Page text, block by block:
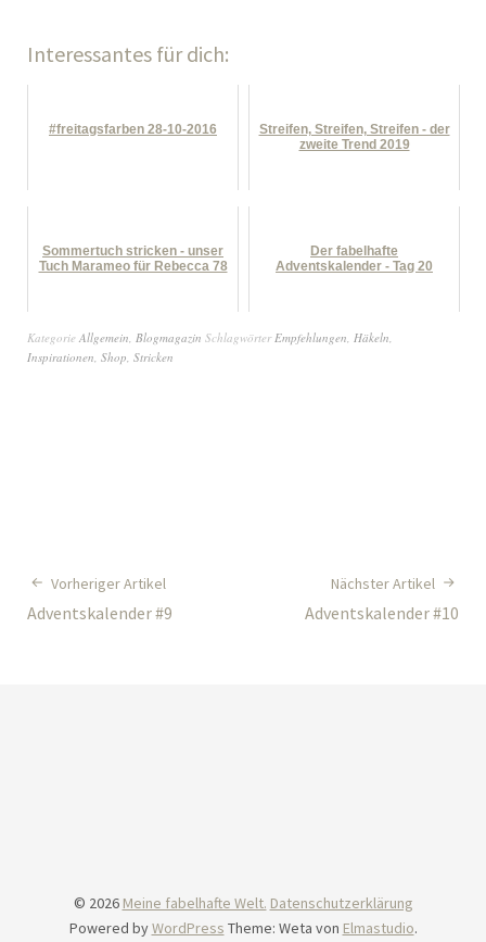
Interessantes für dich:
#freitagsfarben 28-10-2016
Streifen, Streifen, Streifen - der
zweite Trend 2019
Sommertuch stricken - unser
Tuch Marameo für Rebecca 78
Der fabelhafte
Adventskalender - Tag 20
Kategorie Allgemein Blogmagazin Schlagwörter Empfehlungen Häkeln
Inspirationen Shop Stricken
Vorheriger Artikel
Adventskalender #9
Nächster Artikel
Adventskalender #10
© 2026 Meine fabelhafte Welt. Datenschutzerklärung
Powered byWordPress Theme: Weta von Elmastudio.